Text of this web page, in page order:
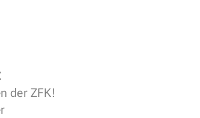
der ZFK!